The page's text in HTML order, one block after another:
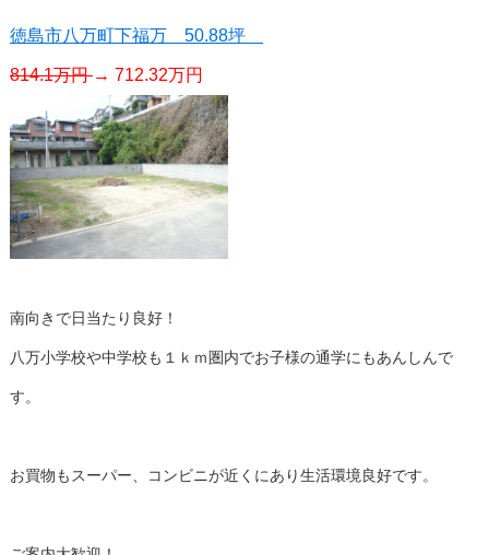
徳島市八万町下福万 50.88坪
814.1万円→ 712.32万円
南向きで日当たり良好！
八万小学校や中学校も１ｋｍ圏内でお子様の通学にもあんしんで
す。
お買物もスーパー、コンビニが近くにあり生活環境良好です。